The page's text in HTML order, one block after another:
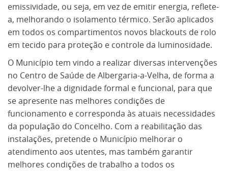
emissividade, ou seja, em vez de emitir energia, reflete-
a, melhorando o isolamento térmico. Serão aplicados
em todos os compartimentos novos blackouts de rolo
em tecido para proteção e controle da luminosidade.
O Município tem vindo a realizar diversas intervenções
no Centro de Saúde de Albergaria-a-Velha, de forma a
devolver-lhe a dignidade formal e funcional, para que
se apresente nas melhores condições de
funcionamento e corresponda às atuais necessidades
da população do Concelho. Com a reabilitação das
instalações, pretende o Município melhorar o
atendimento aos utentes, mas também garantir
melhores condições de trabalho a todos os